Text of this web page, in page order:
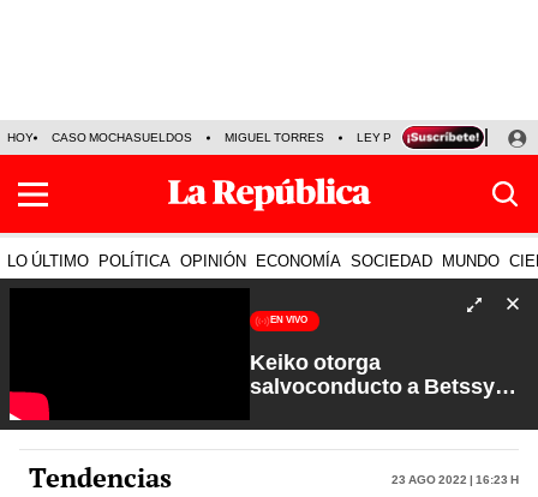
HOY CASO MOCHASUELDOS MIGUEL TORRES LEY PULPÍN PRECIO DEL
LO ÚLTIMO POLÍTICA OPINIÓN ECONOMÍA SOCIEDAD MUNDO
EN VIVO
Keiko otorga
salvoconducto a Betssy
Petroperú | Sin Guion con
Rosa María Palacios
Tendencias 23 Ago 2022 | 16:23 h